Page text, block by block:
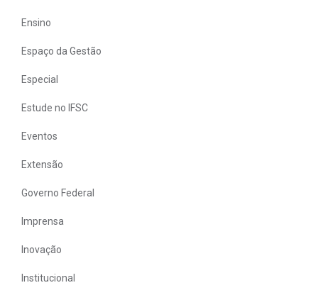
Ensino
Espaço da Gestão
Especial
Estude no IFSC
Eventos
Extensão
Governo Federal
Imprensa
Inovação
Institucional